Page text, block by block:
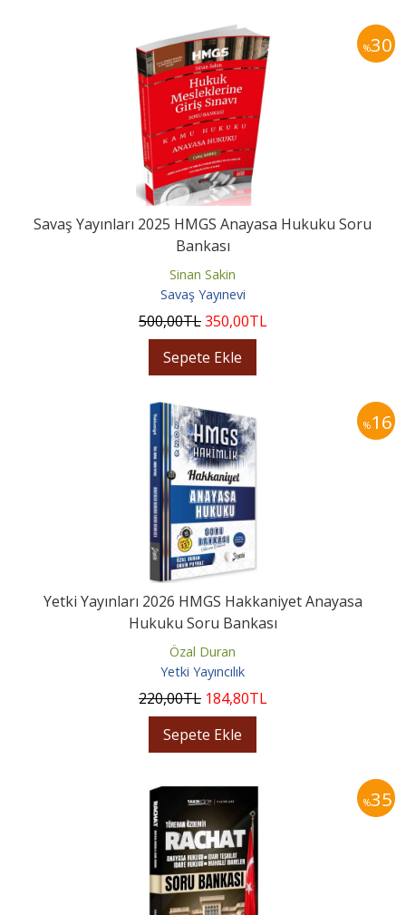
%30
Savaş Yayınları 2025 HMGS Anayasa Hukuku Soru
Bankası
Sinan Sakin
Savaş Yayınevi
500,00TL350,00TL
Sepete Ekle
%16
Yetki Yayınları 2026 HMGS Hakkaniyet Anayasa
Hukuku Soru Bankası
Özal Duran
Yetki Yayıncılık
220,00TL 184,80TL
Sepete Ekle
%35